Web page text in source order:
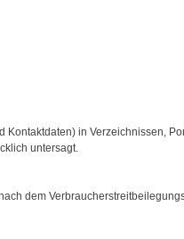
in Verzeichnissen,
untersagt.
dem